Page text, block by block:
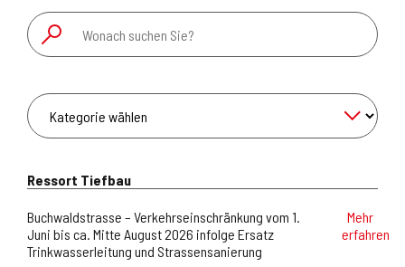
Ressort Tiefbau
Buchwaldstrasse – Verkehrseinschränkung vom 1.
Juni bis ca. Mitte August 2026 infolge Ersatz
Trinkwasserleitung und Strassensanierung
Mehr
erfahren
Kontaktformular
Suche
Schnellzugriff
Onlineschalter